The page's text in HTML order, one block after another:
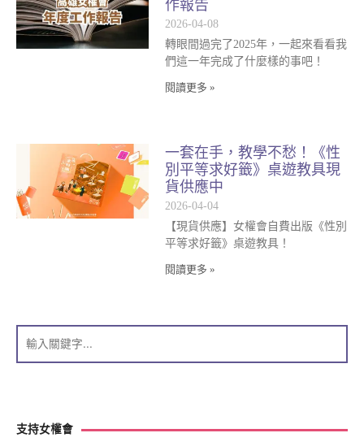
支持女權會
作報告
2026-04-08
轉眼間過完了2025年，一起來看看我
們這一年完成了什麼樣的事吧！
閱讀更多 »
一套在手，教學不愁！《性
別平等求好籤》桌遊教具現
貨供應中
2026-04-04
【現貨供應】女權會自費出版《性別
平等求好籤》桌遊教具！
閱讀更多 »